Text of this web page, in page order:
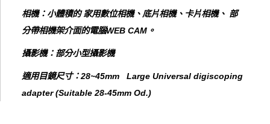
相機：小體積的 家用數位相機、底片相機、卡片相機、 部
分帶相機架介面的電腦WEB CAM。
攝影機：部分小型攝影機
適用目鏡尺寸：28~45mm Large Universal digiscoping
adapter (Suitable 28-45mm Od.)